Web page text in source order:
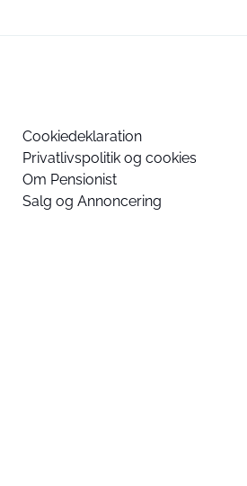
Cookiedeklaration
Privatlivspolitik og cookies
Om Pensionist
Salg og Annoncering